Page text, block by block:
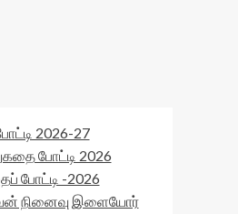
2026-27
போட்டி 2026
போட்டி -2026
நினைவு இளையோர்